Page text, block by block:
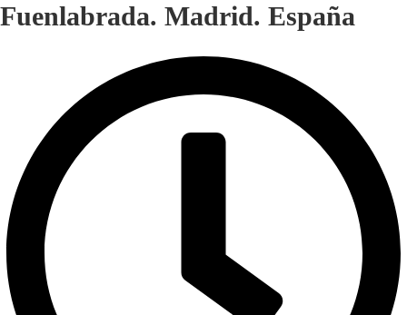
Fuenlabrada. Madrid. España